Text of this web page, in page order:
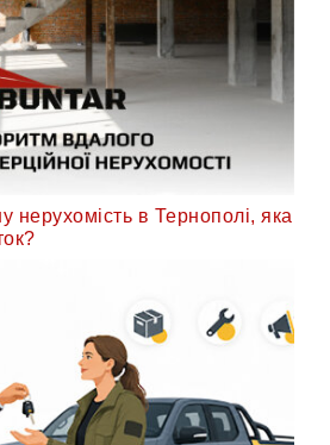
нерухомість в Тернополі, яка